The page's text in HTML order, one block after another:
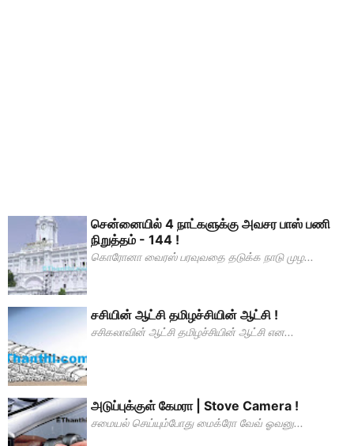
சென்னையில் 4 நாட்களுக்கு அவசர பாஸ் பணி
நிறுத்தம் - 144 !
கொரோனா வைரஸ் பரவுவதை தடுக்க நாடு முழ...
சசியின் ஆட்சி தமிழச்சியின் ஆட்சி !
சசிகலாவின் ஆட்சி தமிழச்சியின் ஆட்சி என...
அடுப்புக்குள் கேமரா | Stove Camera !
சமையல் செய்யும்போது மைக்ரோ வேவ் ஓவனு...